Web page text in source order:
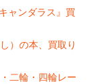
ャンダラス』買
）の本、買取り
二輪・四輪レー